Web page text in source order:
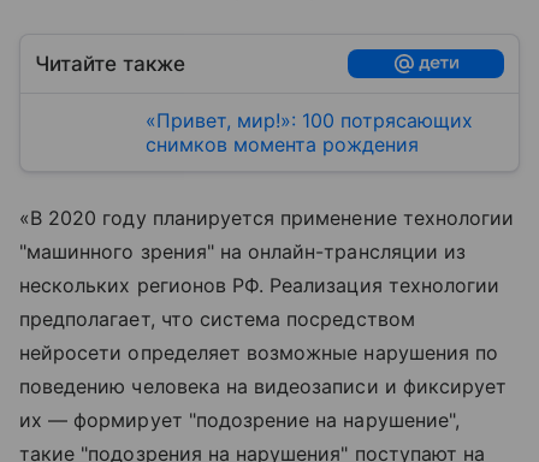
Читайте также
«Привет, мир!»: 100 потрясающих
снимков момента рождения
«В 2020 году планируется применение технологии
"машинного зрения" на онлайн-трансляции из
нескольких регионов РФ. Реализация технологии
предполагает, что система посредством
нейросети определяет возможные нарушения по
поведению человека на видеозаписи и фиксирует
их — формирует "подозрение на нарушение",
такие "подозрения на нарушения" поступают на